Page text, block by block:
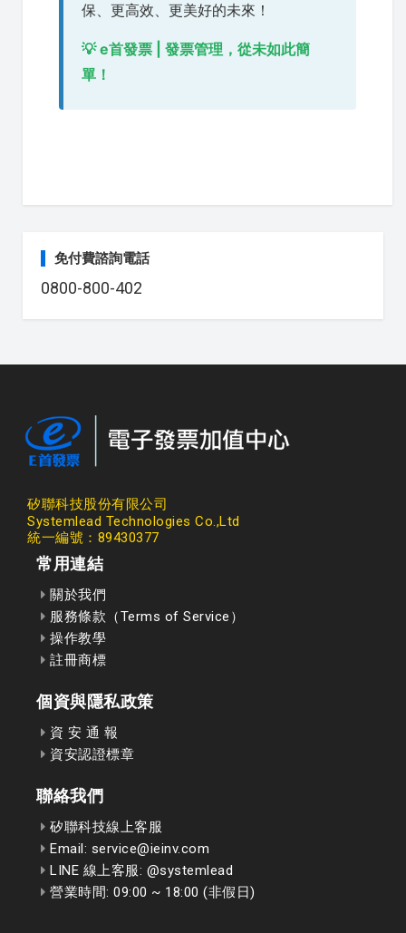
保、更高效、更美好的未來！
💡 e首發票 | 發票管理，從未如此簡
單！
免付費諮詢電話
0800-800-402
矽聯科技股份有限公司
Systemlead Technologies Co.,Ltd
統一編號：89430377
常用連結
關於我們
服務條款（Terms of Service）
操作教學
註冊商標
個資與隱私政策
資 安 通 報
資安認證標章
聯絡我們
矽聯科技線上客服
Email: service@ieinv.com
LINE 線上客服: @systemlead
營業時間: 09:00 ~ 18:00 (非假日)